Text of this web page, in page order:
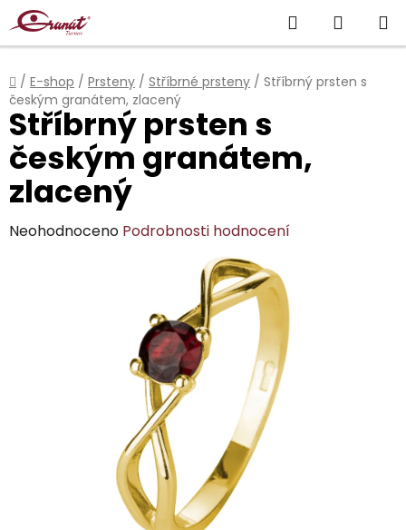
Přejít
na
obsah
Hledat
KOŠÍK
Domů
/ E-shop / Prsteny / Stříbrné prsteny / Stříbrný prsten s
českým granátem, zlacený
Stříbrný prsten s
českým granátem,
zlacený
Průměrné
Neohodnoceno Podrobnosti hodnocení